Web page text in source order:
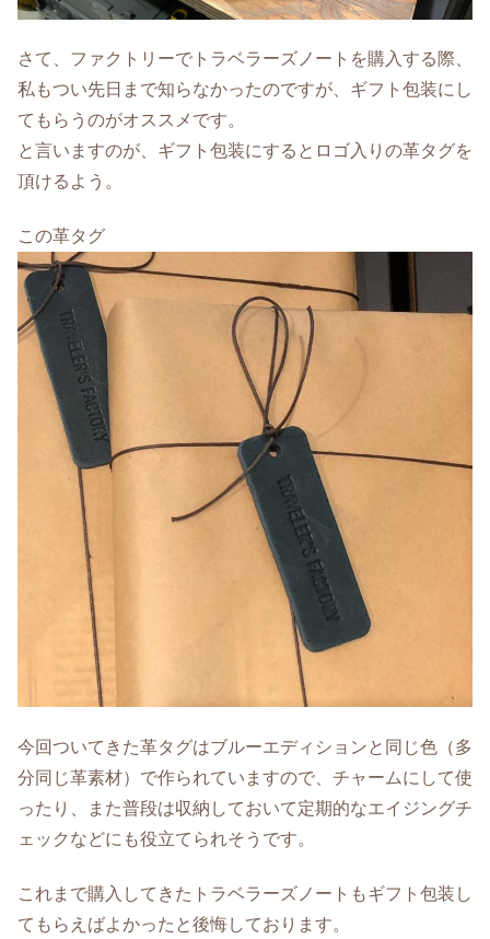
さて、ファクトリーでトラベラーズノートを購入する際、
私もつい先日まで知らなかったのですが、ギフト包装にし
てもらうのがオススメです。
と言いますのが、ギフト包装にするとロゴ入りの革タグを
頂けるよう。
この革タグ
今回ついてきた革タグはブルーエディションと同じ色（多
分同じ革素材）で作られていますので、チャームにして使
ったり、また普段は収納しておいて定期的なエイジングチ
ェックなどにも役立てられそうです。
これまで購入してきたトラベラーズノートもギフト包装し
てもらえばよかったと後悔しております。